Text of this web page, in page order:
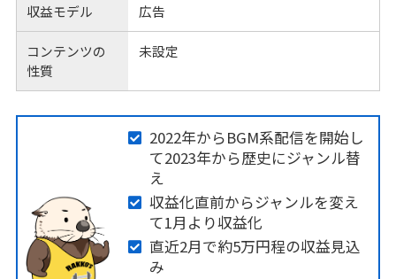
収益モデル 広告
コンテンツの
性質
未設定
2022年からBGM系配信を開始し
て2023年から歴史にジャンル替
え
収益化直前からジャンルを変え
て1月より収益化
直近2月で約5万円程の収益見込
み